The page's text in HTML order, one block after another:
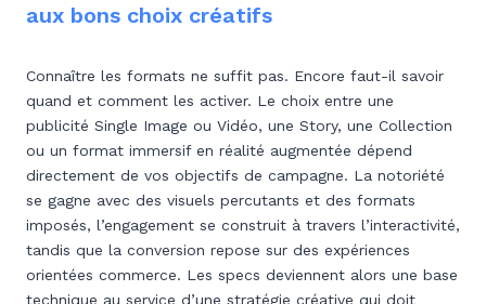
aux bons choix créatifs
Connaître les formats ne suffit pas. Encore faut-il savoir
quand et comment les activer. Le choix entre une
publicité Single Image ou Vidéo, une Story, une Collection
ou un format immersif en réalité augmentée dépend
directement de vos objectifs de campagne. La notoriété
se gagne avec des visuels percutants et des formats
imposés, l’engagement se construit à travers l’interactivité,
tandis que la conversion repose sur des expériences
orientées commerce. Les specs deviennent alors une base
technique au service d’une stratégie créative qui doit